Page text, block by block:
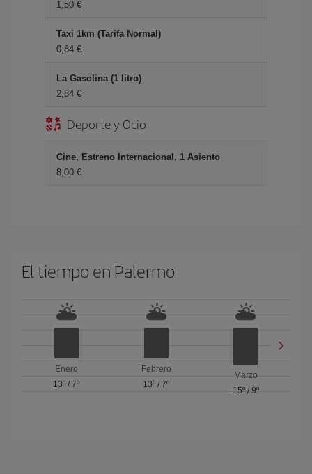
1,50 €
Taxi 1km (Tarifa Normal)
0,84 €
La Gasolina (1 litro)
2,84 €
Deporte y Ocio
Cine, Estreno Internacional, 1 Asiento
8,00 €
El tiempo en Palermo
Enero
13º /7º
Febrero
13º / 7º
Marzo
15º/ 9º